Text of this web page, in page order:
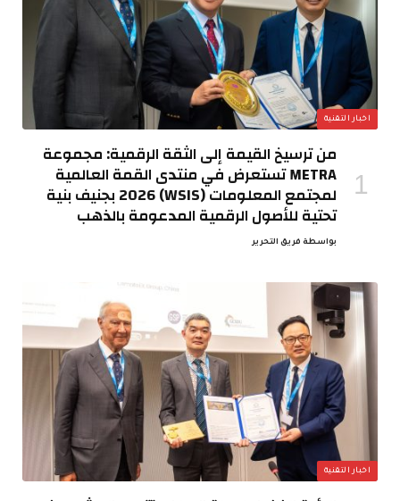
اخبار التقنية
من ترسيخ القيمة إلى الثقة الرقمية: مجموعة
METRA تستعرض في منتدى القمة العالمية
لمجتمع المعلومات (WSIS) 2026 بجنيف بنية
تحتية للأصول الرقمية المدعومة بالذهب
بواسطة فريق التحرير
اخبار التقنية